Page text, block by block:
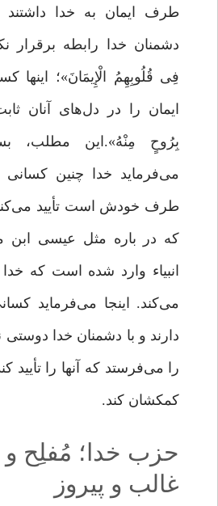
طرف ایمان به خدا
دشمنان خدا رابطه برقرار
فِی قُلُوبِهِمُ الْإِیمَانَ»؛ اینها
ایمان را در دل‌های آنان
بِرُوحٍ مِنْهُ».این مطلب،
می‌فرماید خدا چنین کسانى
طرف خودش است تأیید
که در باره مثل عیسى ابن
انبیاء وارد شده است که خدا
مى‌‌کند. اینجا مى‌‌فرماید
دارند و با دشمنان خدا
را مى‌‌فرستد که آنها را تأیید
کمکشان ‌‌کند.
حزب خدا؛ مُفلِح و
غالب و پیروز